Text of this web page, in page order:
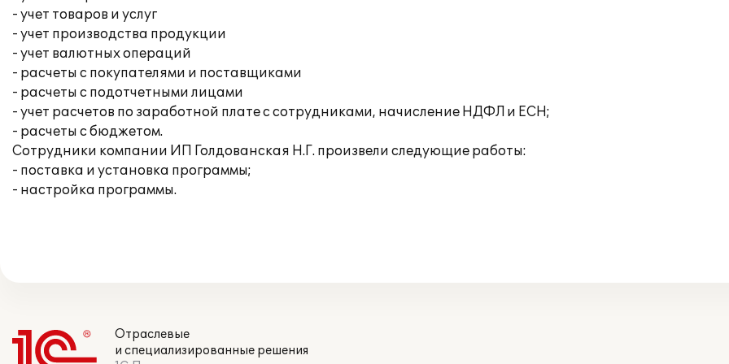
- учет товаров и услуг
- учет производства продукции
- учет валютных операций
- расчеты с покупателями и поставщиками
- расчеты с подотчетными лицами
- учет расчетов по заработной плате с сотрудниками, начисление НДФЛ и ЕСН;
- расчеты с бюджетом.
Сотрудники компании ИП Голдованская Н.Г. произвели следующие работы:
- поставка и установка программы;
- настройка программы.
Отраслевые
и специализированные решения